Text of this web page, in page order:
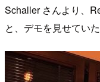
Schaller さんより、
と、デモを見せてい